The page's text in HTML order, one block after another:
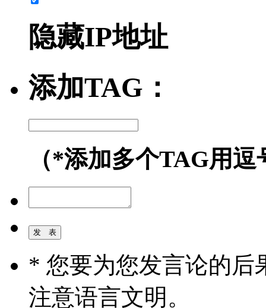
隐藏IP地址
添加TAG：
（*添加多个TAG用
* 您要为您发言论的后
注意语言文明。